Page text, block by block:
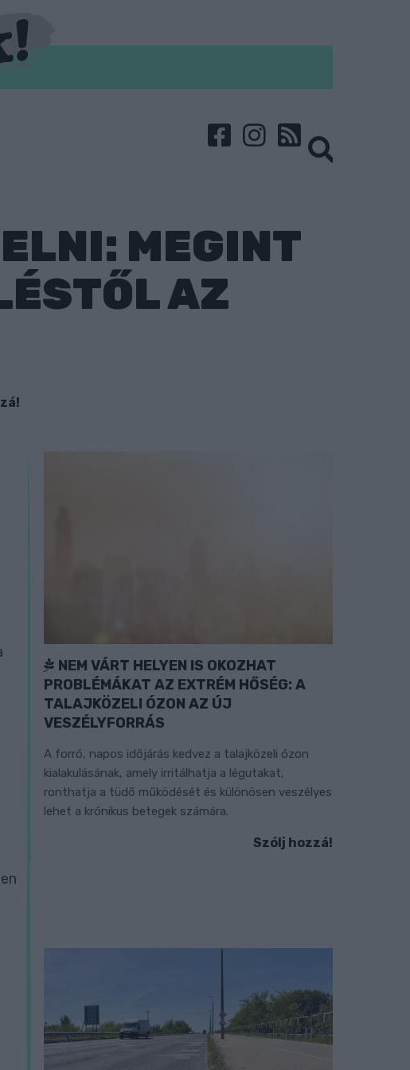
MEGINT
AZ
NEM VÁRT HELYEN IS OKOZHAT
PROBLÉMÁKAT AZ EXTRÉM HŐSÉG: A
TALAJKÖZELI ÓZON AZ ÚJ
VESZÉLYFORRÁS
A forró, napos időjárás kedvez a talajközeli ózon
kialakulásának, amely irritálhatja a légutakat,
ronthatja a tüdő működését és különösen veszélyes
lehet a krónikus betegek számára.
Szólj hozzá!